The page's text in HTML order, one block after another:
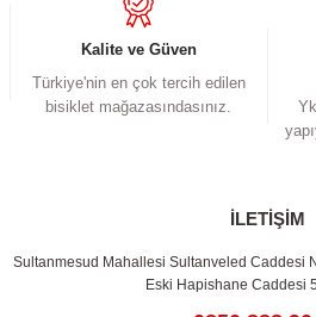
Bu ürüne benzer farklı alternatifler olmalı.
Kalite ve Güven
Türkiye'nin en çok tercih edilen
bisiklet mağazasındasınız.
İLETİŞİM
Sultanmesud Mahallesi Sultanveled Caddesi
Eski Hapishane Caddesi